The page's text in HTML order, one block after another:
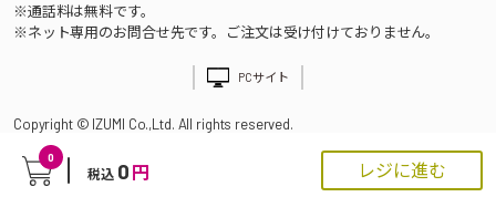
0
税込 0 円 レジに進む
※通話料は無料です。
※ネット専用のお問合せ先です。ご注文は受け付けておりません。
PCサイト
Copyright © IZUMI Co.,Ltd. All rights reserved.